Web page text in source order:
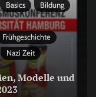
Basics
Bildung
Frühgeschichte
Nazi Zeit
Modelle und